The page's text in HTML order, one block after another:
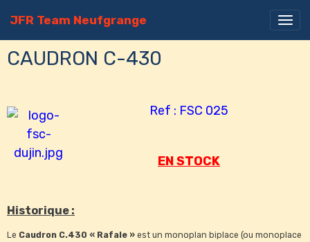
JFR Team Neufgrange
CAUDRON C-430
Ref : FSC 025
EN STOCK
Historique :
Le Caudron C.430 « Rafale » est un monoplan biplace (ou monoplace